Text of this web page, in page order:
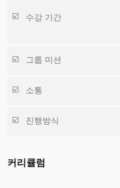
수강 기간
그룹 미션
소통
진행방식
커리큘럼